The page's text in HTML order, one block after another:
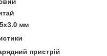
мм
пристрій